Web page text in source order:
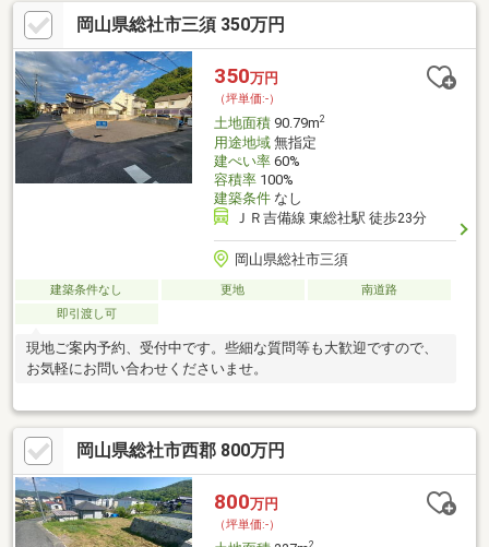
岡山県総社市三須 350万円
350万円
（坪単価:-）
土地面積90.79m2
用途地域無指定
建ぺい率60%
容積率100%
建築条件なし
ＪＲ吉備線 東総社駅 徒歩23分
岡山県総社市三須
建築条件なし 更地
南道路
即引渡し可
現地ご案内予約、受付中です。些細な質問等も大歓迎ですので、
お気軽にお問い合わせくださいませ。
岡山県総社市西郡 800万円
800万円
（坪単価:-）